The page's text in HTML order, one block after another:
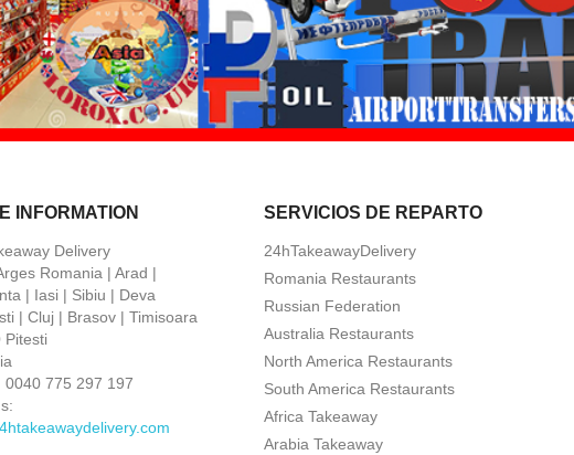
INFORMATION
Delivery
Romania | Arad |
| Iasi | Sibiu | Deva
| Cluj | Brasov | Timisoara
Pitesti
0040 775 297 197
SERVICIOS DE REPARTO
24hTakeawayDelivery
Romania Restaurants
Russian Federation
Australia Restaurants
North America Restaurants
South America Restaurants
Africa Takeaway
Arabia Takeaway